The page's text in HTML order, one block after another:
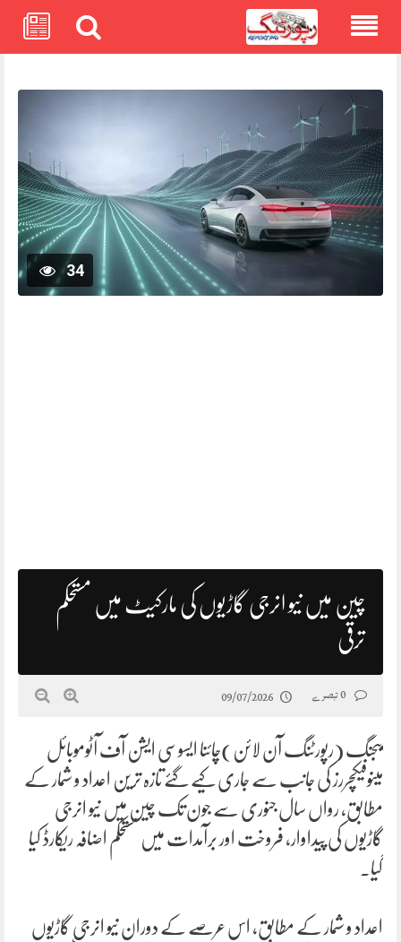
34
چین میں نیو انرجی گاڑیوں کی مارکیٹ میں مستحکم
ترقی
09/07/2026
بیجنگ (رپورٹنگ آن لائن)چائنا ایسوسی ایشن آف آٹوموبائل
مینوفیکچررز کی جانب سے جاری کیے گئے تازہ ترین اعداد و شمار کے
مطابق، رواں سال جنوری سے جون تک چین میں نیو انرجی
گاڑیوں کی پیداوار، فروخت اور برآمدات میں مستحکم اضافہ ریکارڈ کیا
گیا۔
اعداد و شمار کے مطابق، اس عرصے کے دوران نیو انرجی گاڑیوں